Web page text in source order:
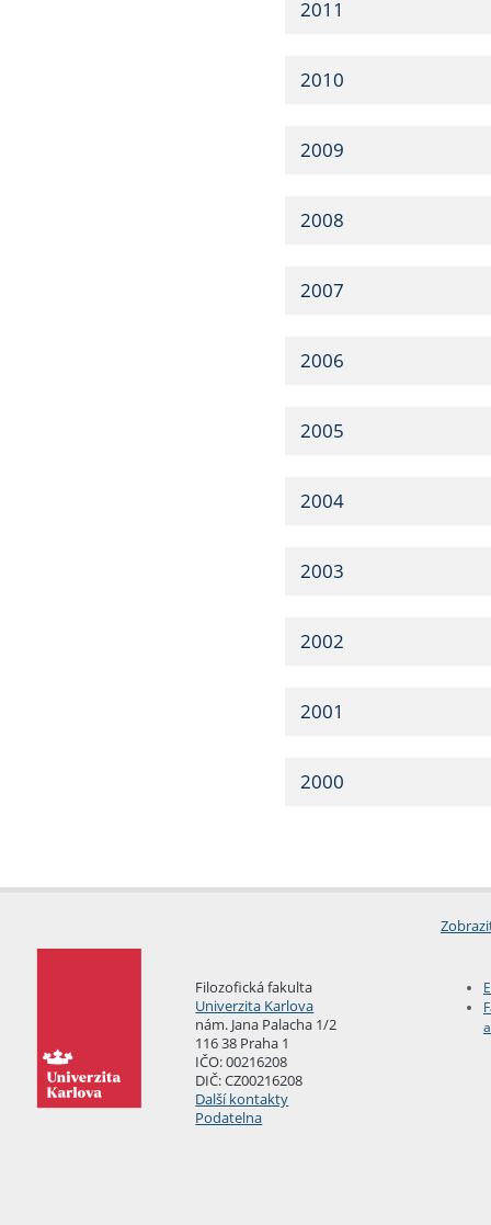
2011
2010
2009
2008
2007
2006
2005
2004
2003
2002
2001
2000
Filozofická fakulta
Univerzita Karlova
nám. Jana Palacha 1/2
116 38 Praha 1
IČO: 00216208
DIČ: CZ00216208
Další kontakty
Podatelna